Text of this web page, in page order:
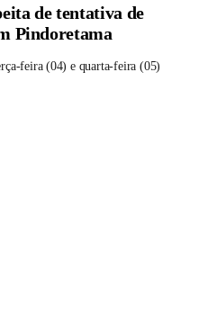
de tentativa de
Pindoretama
feira (04) e quarta-feira (05)